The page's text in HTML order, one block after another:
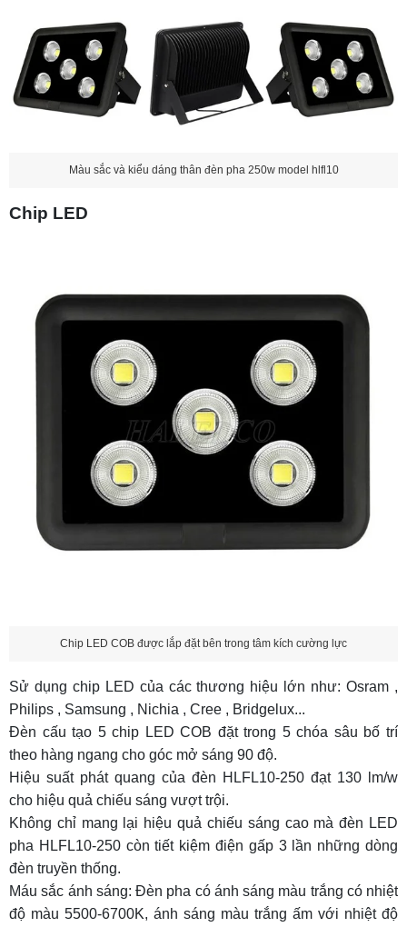
Màu sắc và kiểu dáng thân đèn pha 250w model hlfl10
Chip LED
Chip LED COB được lắp đặt bên trong tâm kích cường lực
Sử dụng chip LED của các thương hiệu lớn như: Osram ,
Philips , Samsung , Nichia , Cree , Bridgelux...
Đèn cấu tạo 5 chip LED COB đặt trong 5 chóa sâu bố trí
theo hàng ngang cho góc mở sáng 90 độ.
Hiệu suất phát quang của đèn HLFL10-250 đạt 130 lm/w
cho hiệu quả chiếu sáng vượt trội.
Không chỉ mang lại hiệu quả chiếu sáng cao mà đèn LED
pha HLFL10-250 còn tiết kiệm điện gấp 3 lần những dòng
đèn truyền thống.
Máu sắc ánh sáng: Đèn pha có ánh sáng màu trắng có nhiệt
độ màu 5500-6700K, ánh sáng màu trắng ấm với nhiệt độ